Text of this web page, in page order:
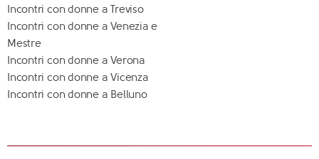
Incontri con donne a Treviso
Incontri con donne a Venezia e
Mestre
Incontri con donne a Verona
Incontri con donne a Vicenza
Incontri con donne a Belluno